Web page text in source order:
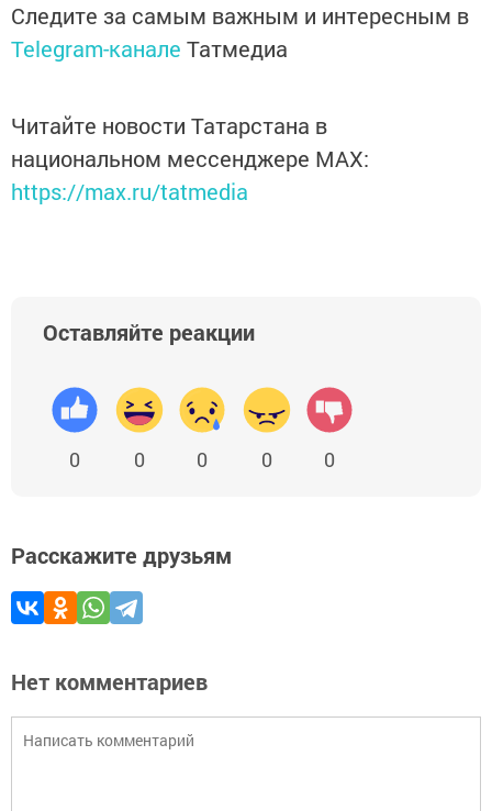
Следите за самым важным и интересным в
Telegram-канале Татмедиа
Читайте новости Татарстана в
национальном мессенджере MАХ:
https://max.ru/tatmedia
Оставляйте реакции
0 0 0 0 0
Расскажите друзьям
Нет комментариев